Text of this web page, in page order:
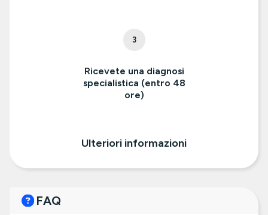
3
Ricevete una diagnosi
specialistica (entro 48
ore)
Ulteriori informazioni
FAQ